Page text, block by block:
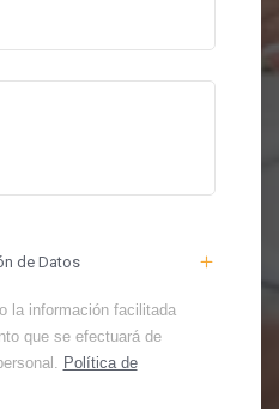
de Datos
la información facilitada
que se efectuará de
Política de